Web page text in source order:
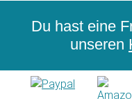
Du hast eine
unseren